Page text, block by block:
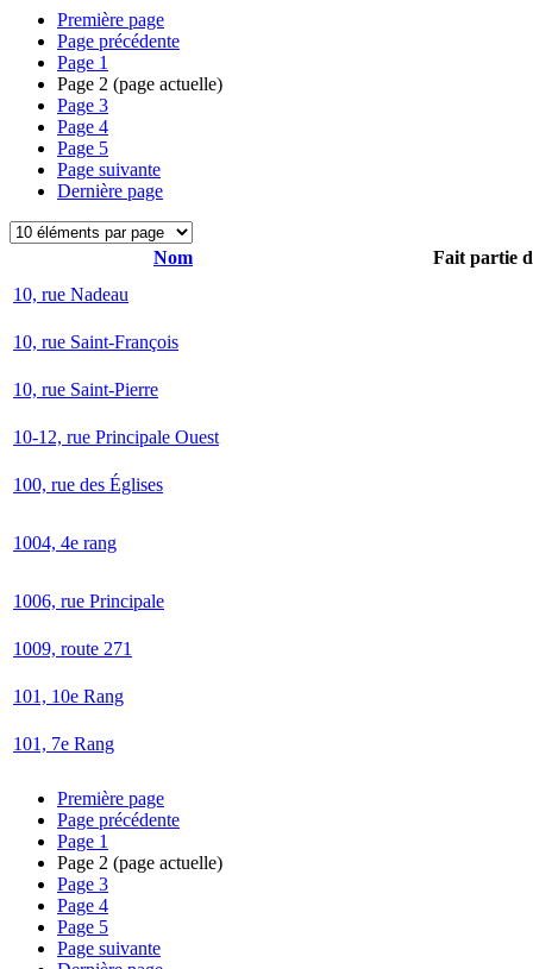
Première page
Page précédente
Page 1
Page 2 (page actuelle)
Page 3
Page 4
Page 5
Page suivante
Dernière page
Nom
Fait partie
10, rue Nadeau
10, rue Saint-François
10, rue Saint-Pierre
10-12, rue Principale Ouest
100, rue des Églises
1004, 4e rang
1006, rue Principale
1009, route 271
101, 10e Rang
101, 7e Rang
Première page
Page précédente
Page 1
Page 2 (page actuelle)
Page 3
Page 4
Page 5
Page suivante